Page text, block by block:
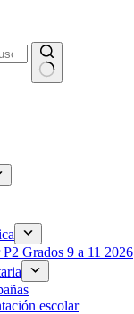
Grados 9 a 11 2026
escolar